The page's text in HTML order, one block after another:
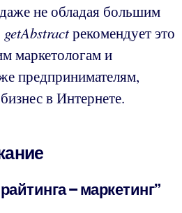
не обладая большим
getAbstractрекомендует это
маркетологам и
предпринимателям,
в Интернете.
– маркетинг”